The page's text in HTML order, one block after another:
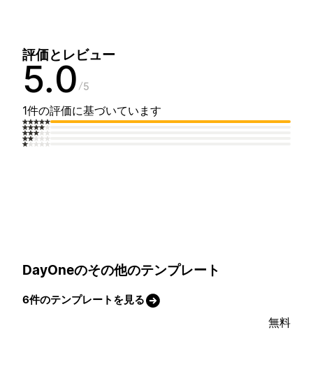
評価とレビュー
5.0 5
1件の評価に基づいています
DayOneのその他のテンプレート
6件のテンプレートを見る
無料